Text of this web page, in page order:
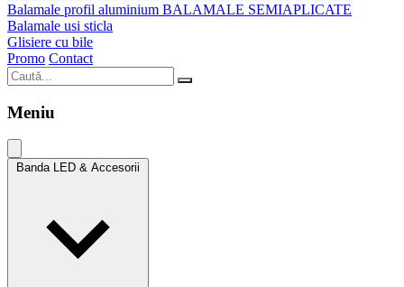
Balamale profil aluminium BALAMALE SEMIAPLICATE
Balamale usi sticla
Glisiere cu bile
Promo Contact
Meniu
Banda LED & Accesorii